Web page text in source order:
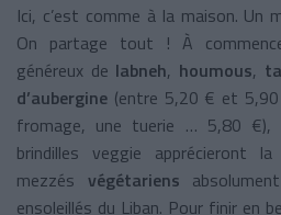
Ici, c’est comme à la maison. Un
On partage tout ! À
généreux de labneh, houmous,
d’aubergine (entre 5,20 € et
fromage, une tuerie … 5,80 €),
brindilles veggie apprécieront
mezzés végétariens
ensoleillés du Liban. Pour finir en